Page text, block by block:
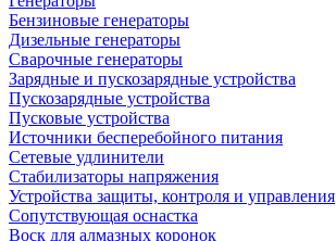
Бензиновые генераторы
Дизельные генераторы
Сварочные генераторы
Зарядные и пускозарядные устройства
Пускозарядные устройства
Пусковые устройства
Источники бесперебойного питания
Сетевые удлинители
Стабилизаторы напряжения
Устройства защиты, контроля и управления
Сопутствующая оснастка
Воск для алмазных коронок